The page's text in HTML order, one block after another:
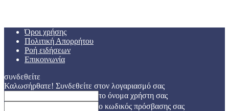
Όροι χρήσης
Πολιτική Απορρήτου
Ροή ειδήσεων
Επικοινωνία
συνδεθείτε
Καλωσήρθατε! Συνδεθείτε στον λογαριασμό σας
το όνομα χρήστη σας
ο κωδικός πρόσβασης σας